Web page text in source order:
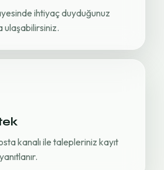
ihtiyaç duyduğunuz
ulaşabilirsiniz.
kanalı ile talepleriniz kayıt